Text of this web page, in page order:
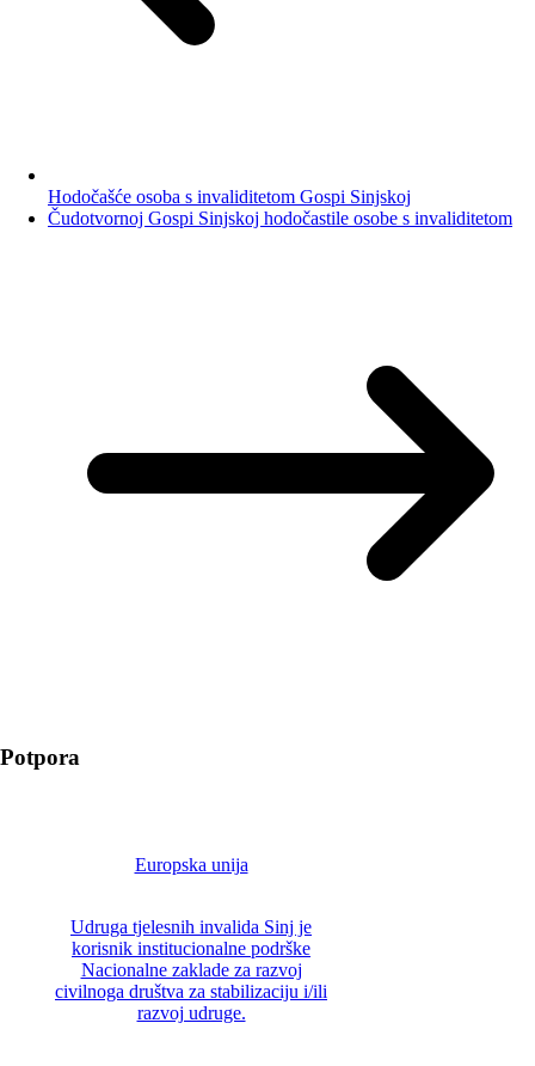
Hodočašće osoba s invaliditetom Gospi Sinjskoj
Čudotvornoj Gospi Sinjskoj hodočastile osobe s invaliditetom
Potpora
Europska unija
Udruga tjelesnih invalida Sinj je
korisnik institucionalne podrške
Nacionalne zaklade za razvoj
civilnoga društva za stabilizaciju i/ili
razvoj udruge.